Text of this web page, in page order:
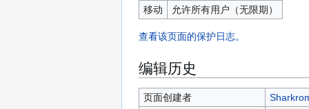
移动
允许所有用户​（无限期）
查看该页面的保护日志。
编辑历史
页面创建者